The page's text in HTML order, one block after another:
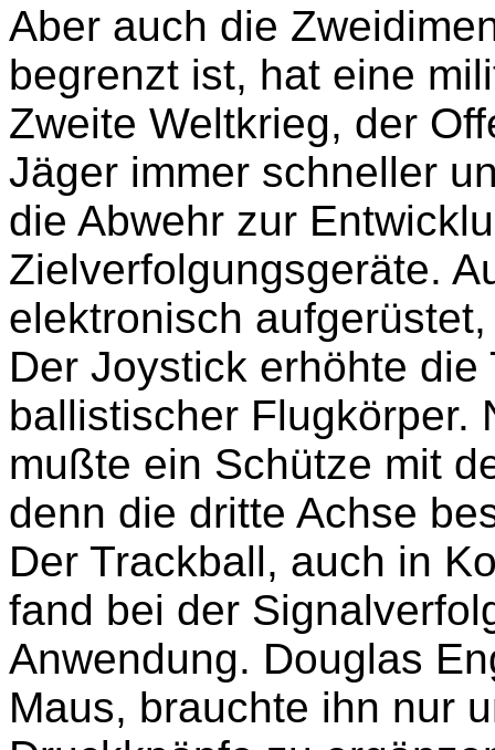
Aber auch die
begrenzt ist, hat eine
Zweite Weltkrieg, der
Jäger immer schneller
die Abwehr zur
Zielverfolgungsgeräte.
elektronisch
Der Joystick erhöhte
ballistischer Flugkörper.
mußte ein Schütze mit
denn die dritte Achse
Der Trackball, auch in
fand bei der
Anwendung. Douglas
Maus, brauchte ihn nur